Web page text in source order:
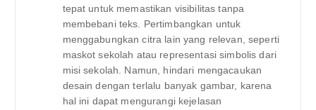
tepat untuk memastikan visibilitas tanpa
membebani teks. Pertimbangkan untuk
menggabungkan citra lain yang relevan, seperti
maskot sekolah atau representasi simbolis dari
misi sekolah. Namun, hindari mengacaukan
desain dengan terlalu banyak gambar, karena
hal ini dapat mengurangi kejelasan